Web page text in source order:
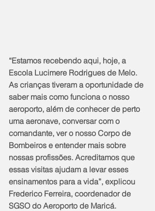
“Estamos recebendo aqui, hoje, a
Escola Lucimere Rodrigues de Melo.
As crianças tiveram a oportunidade de
saber mais como funciona o nosso
aeroporto, além de conhecer de perto
uma aeronave, conversar com o
comandante, ver o nosso Corpo de
Bombeiros e entender mais sobre
nossas profissões. Acreditamos que
essas visitas ajudam a levar esses
ensinamentos para a vida”, explicou
Frederico Ferreira, coordenador de
SGSO do Aeroporto de Maricá.